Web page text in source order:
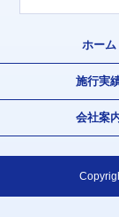
ホーム
施行実
会社案